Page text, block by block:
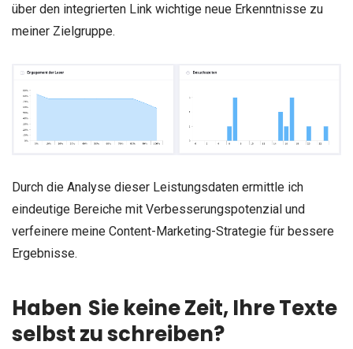
über den integrierten Link wichtige neue Erkenntnisse zu
meiner Zielgruppe.
Durch die Analyse dieser Leistungsdaten ermittle ich
eindeutige Bereiche mit Verbesserungspotenzial und
verfeinere meine Content-Marketing-Strategie für bessere
Ergebnisse.
Haben Sie keine Zeit, Ihre Texte
selbst zu schreiben?